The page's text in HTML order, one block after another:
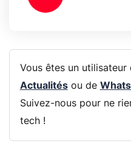
Vous êtes un utilisateur
Actualitésou de
Suivez-nous pour ne
tech !